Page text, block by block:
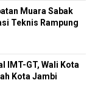
Muara Sabak
Teknis Rampung
IMT-GT, Wali Kota
Kota Jambi